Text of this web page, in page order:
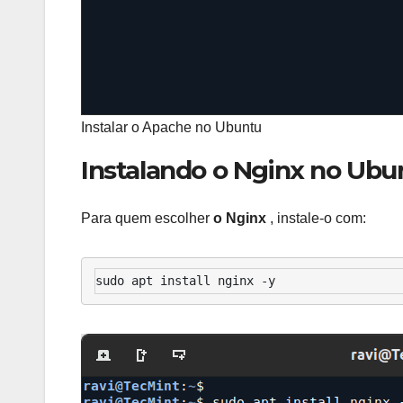
Instalar o Apache no Ubuntu
Instalando o Nginx no
Para quem escolher o Nginx , instale-o com:
sudo apt install nginx -y